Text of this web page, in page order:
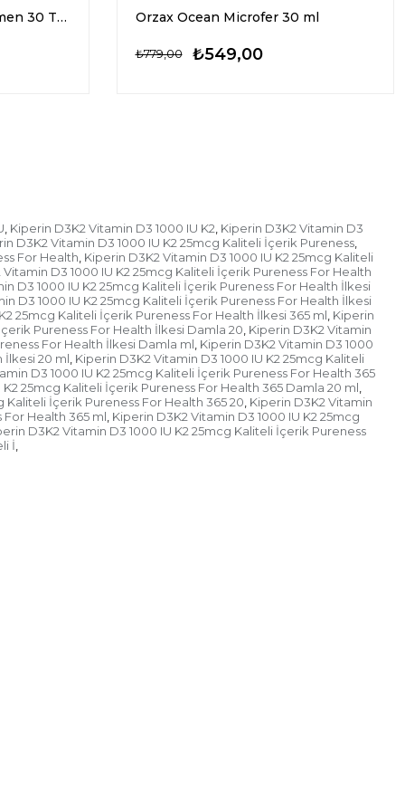
Pharmaton Essential Women 30 Tablet Orzax Ocean Microfer 30 ml
₺549,00
₺779,00
Kiperin D3K2 Vitamin D3 1000 IU K2 Kiperin D3K2 Vitamin D3
D3K2 Vitamin D3 1000 IU K2 25mcg Kaliteli İçerik Pureness,
For Health Kiperin D3K2 Vitamin D3 1000 IU K2 25mcg Kaliteli
D3 1000 IU K2 25mcg Kaliteli İçerik Pureness For Health
D3 1000 IU K2 25mcg Kaliteli İçerik Pureness For Health İlkesi
D3 1000 IU K2 25mcg Kaliteli İçerik Pureness For Health İlkesi
25mcg Kaliteli İçerik Pureness For Health İlkesi 365 ml Kiperin
Pureness For Health İlkesi Damla 20 Kiperin D3K2 Vitamin
For Health İlkesi Damla ml Kiperin D3K2 Vitamin D3 1000
İlkesi 20 ml Kiperin D3K2 Vitamin D3 1000 IU K2 25mcg Kaliteli
D3 1000 IU K2 25mcg Kaliteli İçerik Pureness For Health 365
25mcg Kaliteli İçerik Pureness For Health 365 Damla 20 ml
Kaliteli İçerik Pureness For Health 365 20 Kiperin D3K2 Vitamin
For Health 365 ml Kiperin D3K2 Vitamin D3 1000 IU K2 25mcg
D3K2 Vitamin D3 1000 IU K2 25mcg Kaliteli İçerik Pureness
İ